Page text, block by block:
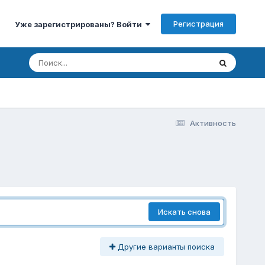
Уже зарегистрированы? Войти Регистрация
Активность
Искать снова
Другие варианты поиска